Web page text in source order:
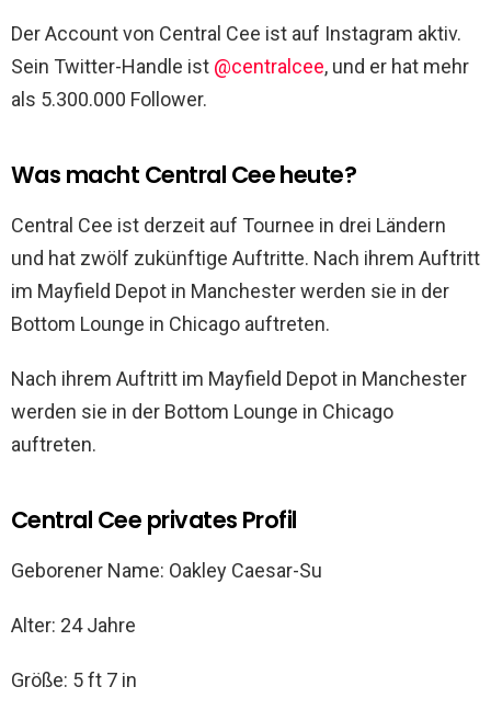
Der Account von Central Cee ist auf Instagram aktiv.
Sein Twitter-Handle ist @centralcee, und er hat mehr
als 5.300.000 Follower.
Was macht Central Cee heute?
Central Cee ist derzeit auf Tournee in drei Ländern
und hat zwölf zukünftige Auftritte. Nach ihrem Auftritt
im Mayfield Depot in Manchester werden sie in der
Bottom Lounge in Chicago auftreten.
Nach ihrem Auftritt im Mayfield Depot in Manchester
werden sie in der Bottom Lounge in Chicago
auftreten.
Central Cee privates Profil
Geborener Name: Oakley Caesar-Su
Alter: 24 Jahre
Größe: 5 ft 7 in